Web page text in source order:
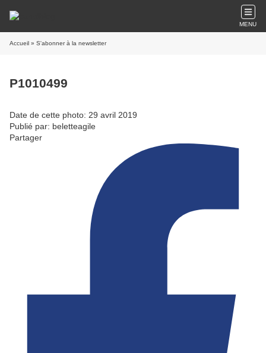
MENU
Accueil » S'abonner à la newsletter
P1010499
Date de cette photo: 29 avril 2019
Publié par: beletteagile
Partager